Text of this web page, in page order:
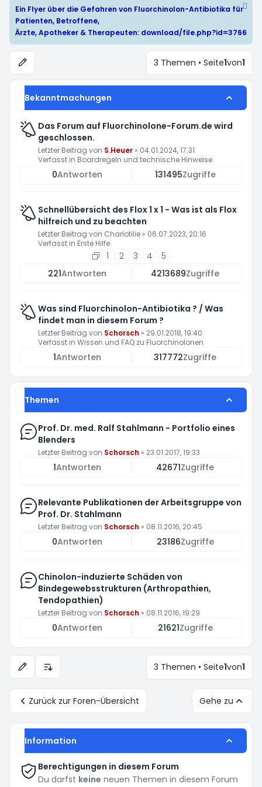
Ein Flyer über die Gefahren von Fluorchinolon-Antibiotika für
Patienten, Betroffene,
Ärzte, Apotheker & Therapeuten: download/file.php?id=3766
3 Themen • Seite1von1
Bekanntmachungen
Das Forum auf Fluorchinolone-Forum.de wird
geschlossen.
Letzter Beitrag von S.Heuer » 04.01.2024, 17:31
Verfasst in Boardregeln und technische Hinweise
0Antworten 131495Zugriffe
Schnellübersicht des Flox 1 x 1 - Was ist als Flox
hilfreich und zu beachten
Letzter Beitrag von Charlotilie » 06.07.2023, 20:16
Verfasst in Erste Hilfe
1 2 3 4
5
221Antworten 4213689Zugriffe
Was sind Fluorchinolon-Antibiotika ? / Was
findet man in diesem Forum ?
Letzter Beitrag von Schorsch » 29.01.2018, 19:40
Verfasst in Wissen und FAQ zu Fluorchinolonen
1Antworten 317772Zugriffe
Themen
Prof. Dr. med. Ralf Stahlmann - Portfolio eines
Blenders
Letzter Beitrag von Schorsch » 23.01.2017, 19:33
1Antworten 42671Zugriffe
Relevante Publikationen der Arbeitsgruppe von
Prof. Dr. Stahlmann
Letzter Beitrag von Schorsch » 08.11.2016, 20:45
0Antworten 23186Zugriffe
Chinolon-induzierte Schäden von
Bindegewebsstrukturen (Arthropathien,
Tendopathien)
Letzter Beitrag von Schorsch » 08.11.2016, 19:29
0Antworten 21621Zugriffe
Anzeige- und Sortierungs-Einstellungen
3 Themen • Seite1von1
Zurück zur Foren-Übersicht Gehe zu
Information
Berechtigungen in diesem Forum
Du darfst keine neuen Themen in diesem Forum